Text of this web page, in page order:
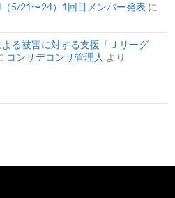
5/21〜24）1回目メンバー発表 に
る被害に対する支援「Ｊリーグ
コンサデコンサ管理人 より